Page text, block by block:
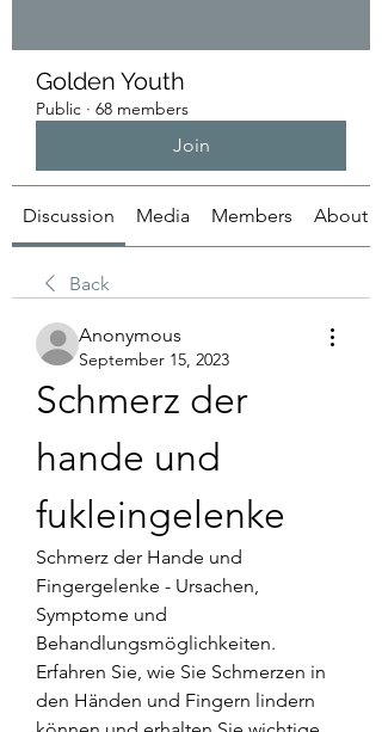
Golden Youth
Public · 68 members
Join
Discussion Media Members About
Back
Anonymous
September 15, 2023
Schmerz der
hande und
fukleingelenke
Schmerz der Hande und
Fingergelenke - Ursachen,
Symptome und
Behandlungsmöglichkeiten.
Erfahren Sie, wie Sie Schmerzen in
den Händen und Fingern lindern